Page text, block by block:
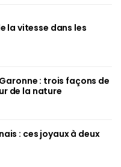
la vitesse dans les
: trois façons de
de la nature
: ces joyaux à deux